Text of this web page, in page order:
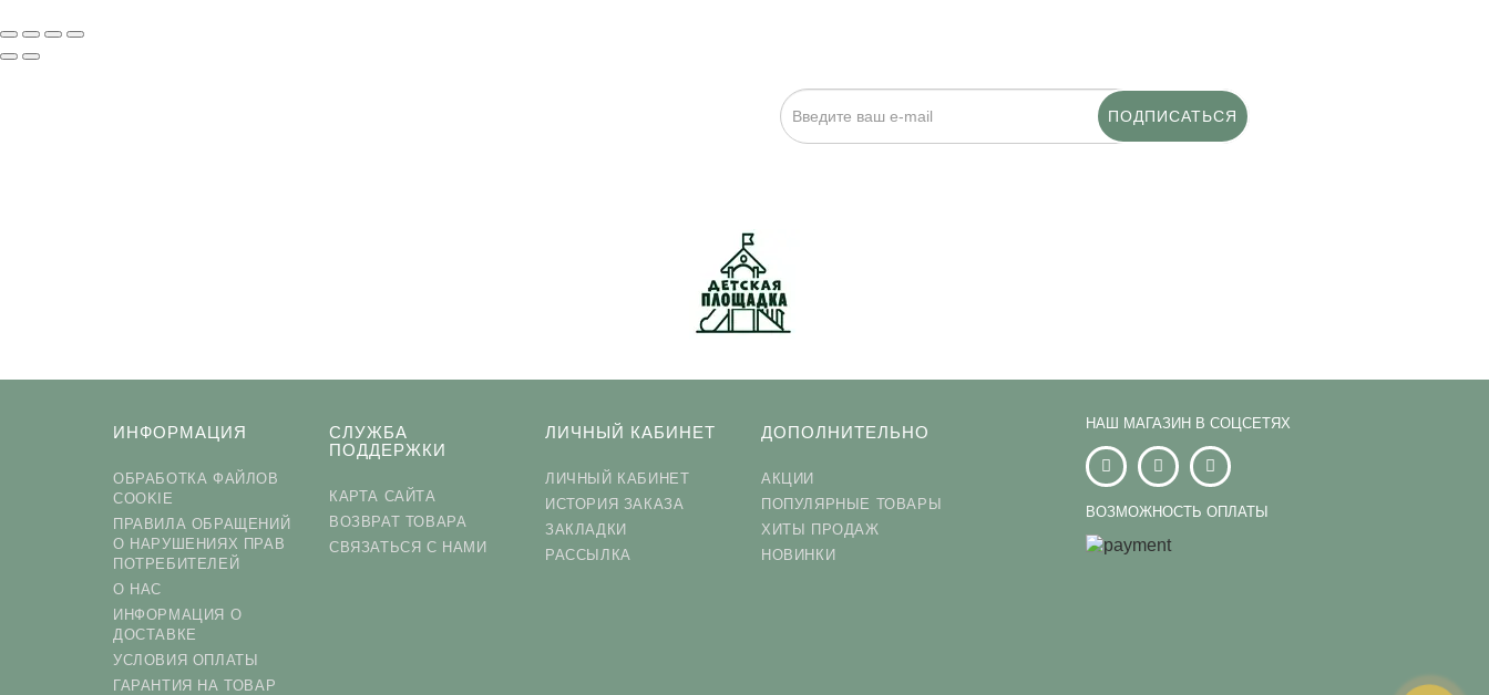
ПОДПИСАТЬСЯ
ИНФОРМАЦИЯ
ОБРАБОТКА ФАЙЛОВ
COOKIE
ПРАВИЛА ОБРАЩЕНИЙ
О НАРУШЕНИЯХ ПРАВ
ПОТРЕБИТЕЛЕЙ
О НАС
ИНФОРМАЦИЯ О
ДОСТАВКЕ
УСЛОВИЯ ОПЛАТЫ
ГАРАНТИЯ НА ТОВАР
СЛУЖБА
ПОДДЕРЖКИ
КАРТА САЙТА
ВОЗВРАТ ТОВАРА
СВЯЗАТЬСЯ С НАМИ
ЛИЧНЫЙ КАБИНЕТ
ЛИЧНЫЙ КАБИНЕТ
ИСТОРИЯ ЗАКАЗА
ЗАКЛАДКИ
РАССЫЛКА
ДОПОЛНИТЕЛЬНО
АКЦИИ
ПОПУЛЯРНЫЕ ТОВАРЫ
ХИТЫ ПРОДАЖ
НОВИНКИ
НАШ МАГАЗИН В СОЦСЕТЯХ
ВОЗМОЖНОСТЬ ОПЛАТЫ